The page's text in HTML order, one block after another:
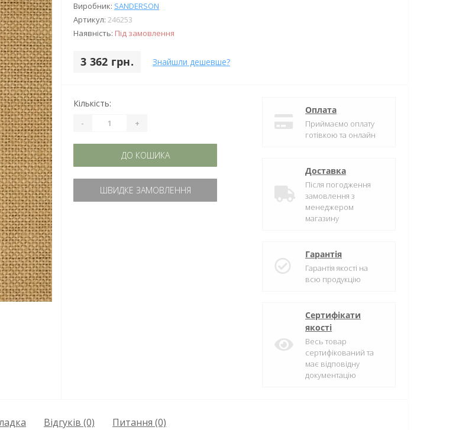
Виробник: SANDERSON
Артикул: 246253
Наявність: Під замовлення
3 362 грн. Знайшли дешевше?
Кількість:
- +
ДО КОШИКА
ШВИДКЕ ЗАМОВЛЕННЯ
Оплата
Приймаємо оплату
готівкою та онлайн
Доставка
Після погодження
замовлення з
менеджером
магазину
Гарантія
Гарантія якості на
всю продукцію
Сертифікати
якості
Весь товар
сертифікований та
має відповідну
документацію
Відгуків (0) Питання (0)